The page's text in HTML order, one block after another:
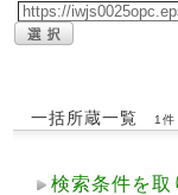
一括所蔵一覧 1件
検索条件を取